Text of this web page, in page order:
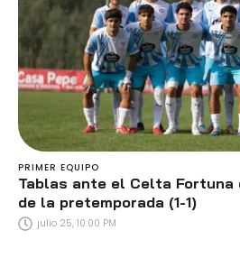
PRIMER EQUIPO
Tablas ante el Celta Fortuna
de la pretemporada (1-1)
julio 25, 10:00 PM